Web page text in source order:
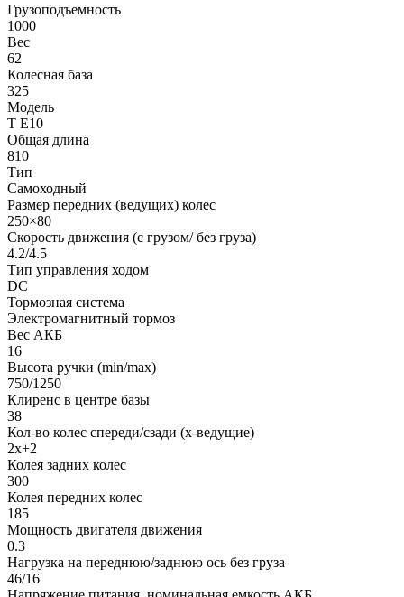
Грузоподъемность
1000
Вес
62
Колесная база
325
Модель
T E10
Общая длина
810
Тип
Самоходный
Размер передних (ведущих) колес
250×80
Скорость движения (с грузом/ без груза)
4.2/4.5
Тип управления ходом
DC
Тормозная система
Электромагнитный тормоз
Вес АКБ
16
Высота ручки (min/max)
750/1250
Клиренс в центре базы
38
Кол-во колес спереди/сзади (х-ведущие)
2x+2
Колея задних колес
300
Колея передних колес
185
Мощность двигателя движения
0.3
Нагрузка на переднюю/заднюю ось без груза
46/16